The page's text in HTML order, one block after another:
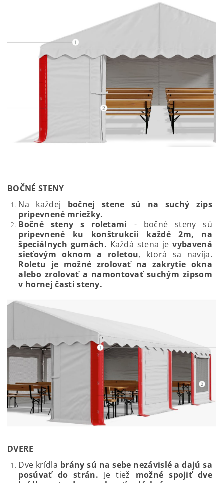
BOČNÉ STENY
Na každej bočnej stene sú na suchý zips
pripevnené mriežky.
Bočné steny s roletami - bočné steny sú
pripevnené ku konštrukcii každé 2m, na
špeciálnych gumách. Každá stena jevybavená
sieťovým oknom a roletou, ktorá sa navíja.
Roletu je možné zrolovať na zakrytie okna
alebo zrolovať a namontovať suchým zipsom
v hornej časti steny.
DVERE
Dve krídla brány sú na sebe nezávislé a dajú sa
posúvať do strán. Je tiež možné spojiť dve